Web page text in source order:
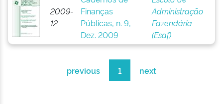
2009-
12
Finanças
Públicas, n. 9,
Dez. 2009
Administração
Fazendária
(Esaf)
previous 1 next